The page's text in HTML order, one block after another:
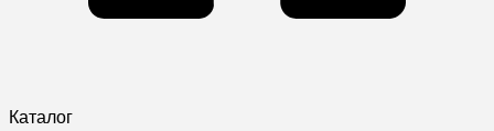
Каталог